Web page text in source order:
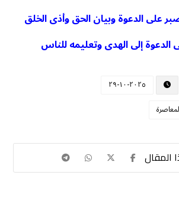
على الدعوة وبيان الحق وأذى الخلق
إلى الهدى وتعليمه للناس
٢٠٢٥-١٠-٢٩